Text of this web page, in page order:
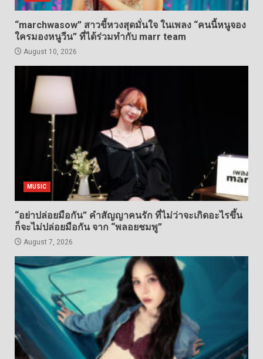
“marchwasow” สาวขี้หวงสุดมั่นใจ ในเพลง “คนนี้หนูจอง
ใครมองหนูวีน” ที่ได้ร่วมทำกับ marr team
August 10, 2026
MUSIC
“อย่าปล่อยมือกัน” คำสัญญาคนรัก ที่ไม่ว่าจะเกิดอะไรขึ้น
ก็จะไม่ปล่อยมือกัน จาก “พลอยชมพู”
August 7, 2026